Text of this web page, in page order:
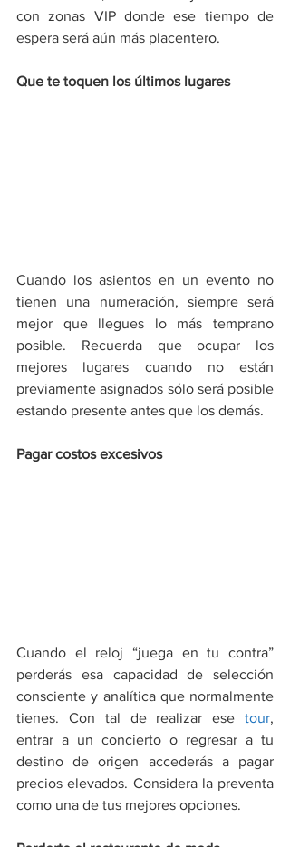
con zonas VIP donde ese tiempo de
espera será aún más placentero.
Que te toquen los últimos lugares
Cuando los asientos en un evento no
tienen una numeración, siempre será
mejor que llegues lo más temprano
posible. Recuerda que ocupar los
mejores lugares cuando no están
previamente asignados sólo será posible
estando presente antes que los demás.
Pagar costos excesivos
Cuando el reloj “juega en tu contra”
perderás esa capacidad de selección
consciente y analítica que normalmente
tienes. Con tal de realizar ese tour,
entrar a un concierto o regresar a tu
destino de origen accederás a pagar
precios elevados. Considera la preventa
como una de tus mejores opciones.